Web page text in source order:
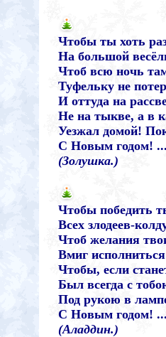
Чтобы ты хоть
На большой
Чтоб всю ночь
Туфельку не
И оттуда на
Не на тыкве, а в
Уезжал домой!
С Новым годом!
(Золушка.)
Чтобы победить
Всех злодеев-
Чтоб желания
Вмиг
Чтобы, если
Был всегда с
Под рукою в
С Новым годом!
(Аладдин.)